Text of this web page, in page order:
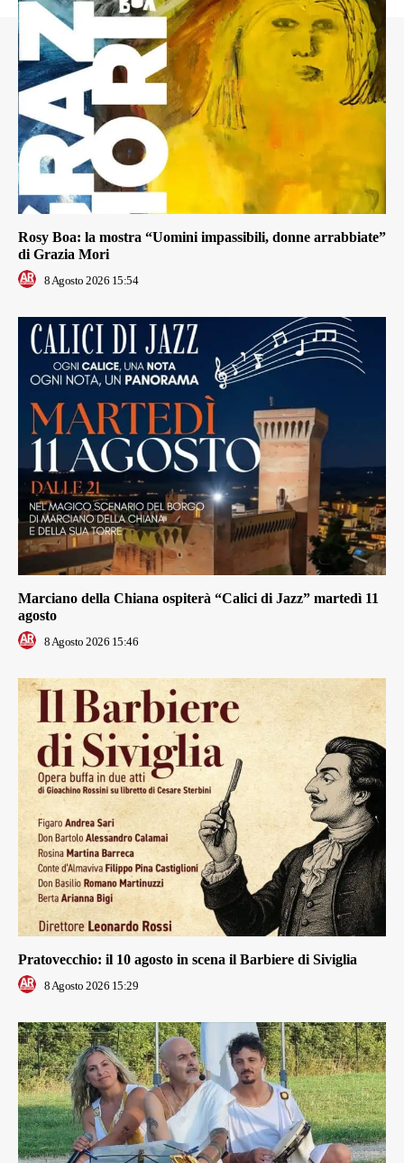
Rosy Boa: la mostra “Uomini impassibili, donne arrabbiate”
di Grazia Mori
8 Agosto 2026 15:54
Marciano della Chiana ospiterà “Calici di Jazz” martedì 11
agosto
8 Agosto 2026 15:46
Pratovecchio: il 10 agosto in scena il Barbiere di Siviglia
8 Agosto 2026 15:29